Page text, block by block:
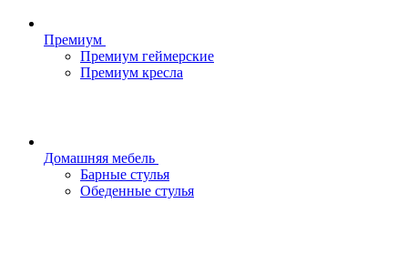
Премиум
Премиум геймерские
Премиум кресла
Домашняя мебель
Барные стулья
Обеденные стулья